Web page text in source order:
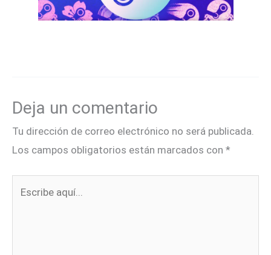
Deja un comentario
Tu dirección de correo electrónico no será publicada.
Los campos obligatorios están marcados con *